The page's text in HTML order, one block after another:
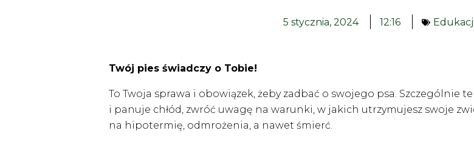
5 stycznia, 2024 12:16
Twój pies świadczy o Tobie!
To Twoja sprawa i obowiązek, żeby zadbać o swojego psa. Szczególnie
i panuje chłód, zwróć uwagę na warunki, w jakich utrzymujesz swoje
na hipotermię, odmrożenia, a nawet śmierć.